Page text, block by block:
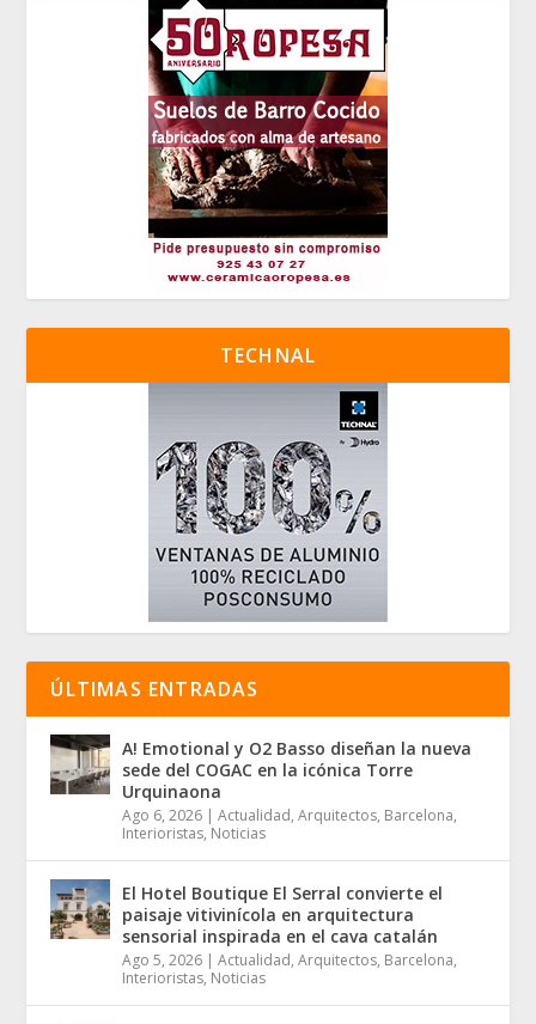
TECHNAL
ÚLTIMAS ENTRADAS
A! Emotional y O2 Basso diseñan la nueva
sede del COGAC en la icónica Torre
Urquinaona
Ago 6, 2026 |Actualidad,Arquitectos, Barcelona,
Interioristas, Noticias
El Hotel Boutique El Serral convierte el
paisaje vitivinícola en arquitectura
sensorial inspirada en el cava catalán
Ago 5, 2026 |Actualidad,Arquitectos, Barcelona,
Interioristas, Noticias